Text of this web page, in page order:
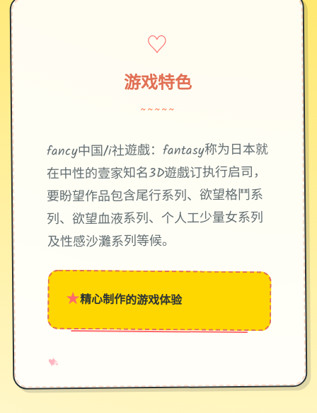
♡
游戏特色
~~~~~
fancy中国/i社遊戲：fantasy称为日本就
在中性的壹家知名3D遊戲订执行启司，
要盼望作品包含尾行系列、欲望格鬥系
列、欲望血液系列、个人工少量女系列
及性感沙灘系列等候。
★精心制作的游戏体验
♥
✧
→